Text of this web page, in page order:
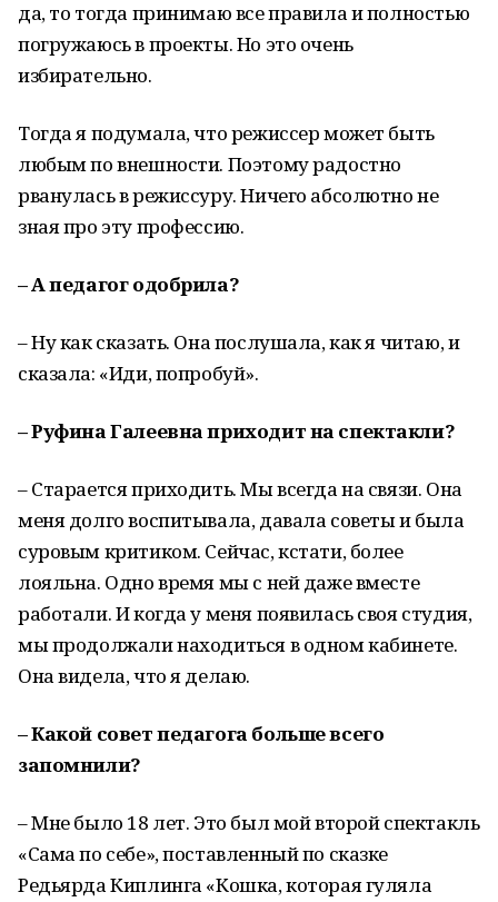
да, то тогда принимаю все правила и полностью
погружаюсь в проекты. Но это очень
избирательно.
Тогда я подумала, что режиссер может быть
любым по внешности. Поэтому радостно
рванулась в режиссуру. Ничего абсолютно не
зная про эту профессию.
– А педагог одобрила?
– Ну как сказать. Она послушала, как я читаю, и
сказала: «Иди, попробуй».
– Руфина Галеевна приходит на спектакли?
– Старается приходить. Мы всегда на связи. Она
меня долго воспитывала, давала советы и была
суровым критиком. Сейчас, кстати, более
лояльна. Одно время мы с ней даже вместе
работали. И когда у меня появилась своя студия,
мы продолжали находиться в одном кабинете.
Она видела, что я делаю.
– Какой совет педагога больше всего
запомнили?
– Мне было 18 лет. Это был мой второй спектакль
«Сама по себе», поставленный по сказке
Редьярда Киплинга «Кошка, которая гуляла